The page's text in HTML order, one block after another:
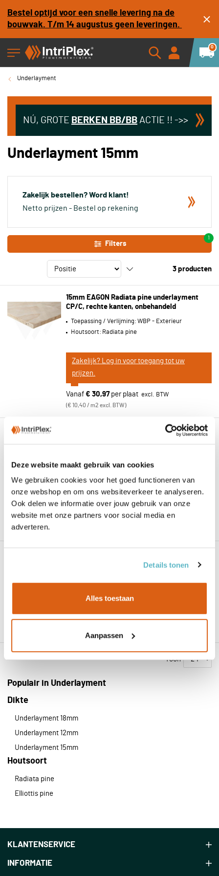
Deze website maakt gebruik van cookies
We gebruiken cookies voor het goed functioneren van
onze webshop en om ons websiteverkeer te analyseren.
Ook delen we informatie over jouw gebruik van onze
website met onze partners voor social media en
adverteren.
Details tonen
Alles toestaan
Aanpassen
Bestel optijd voor een snelle levering na de
bouwvak. T/m 14 augustus geen leveringen.
0
Underlayment
NÚ, GROTE BERKEN BB/BB ACTIE !! ->>
Underlayment 15mm
Zakelijk bestellen? Word klant!
Netto prijzen - Bestel op rekening
Filters
1
3 producten
15mm EAGON Radiata pine underlayment
CP/C, rechte kanten, onbehandeld
Toepassing / Verlijming: WBP - Exterieur
Houtsoort: Radiata pine
Zakelijk? Log in voor toegang tot uw
prijzen.
Vanaf € 30,97 per plaat
€ 10,40 / m2 excl. BTW
15mm Elliottis pine C+/C FSC CE4 RE
Toepassing / Verlijming:Exterieur
Zakelijk? Log in voor toegang tot uw
prijzen.
Vanaf € 23,28 per plaat
prijzen.
Vanaf € 34,20 per plaat
Toon
Populair in Underlayment
Dikte
Underlayment 18mm
Underlayment 12mm
Underlayment 15mm
Houtsoort
Radiata pine
Elliottis pine
KLANTENSERVICE
INFORMATIE